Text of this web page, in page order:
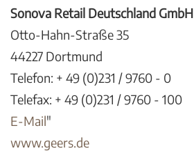
Sonova Retail Deutschland GmbH
Otto-Hahn-Straße 35
44227 Dortmund
Telefon: + 49 (0)231 / 9760 - 0
Telefax: + 49 (0)231 / 9760 - 100
E-Mail"
www.geers.de